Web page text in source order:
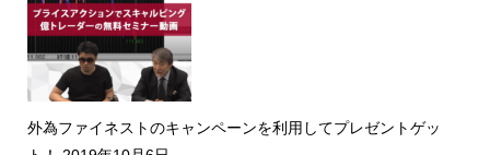
外為ファイネストのキャンペーンを利用してプレゼントゲッ